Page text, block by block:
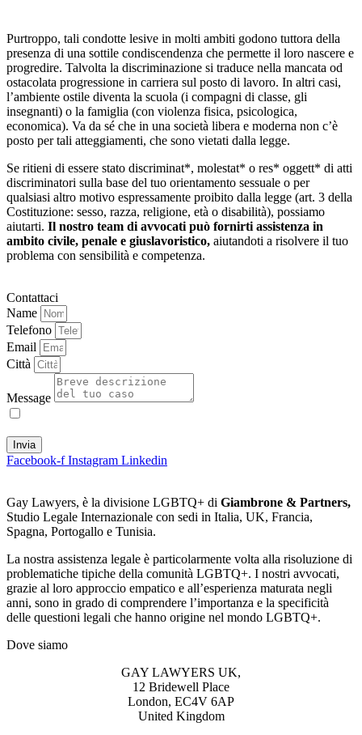
Purtroppo, tali condotte lesive in molti ambiti godono tuttora della
presenza di una sottile condiscendenza che permette il loro nascere e
progredire. Talvolta la discriminazione si traduce nella mancata od
ostacolata progressione in carriera sul posto di lavoro. In altri casi,
l’ambiente ostile diventa la scuola (i compagni di classe, gli
insegnanti) o la famiglia (con violenza fisica, psicologica,
economica). Va da sé che in una società libera e moderna non c’è
posto per tali atteggiamenti, che sono vietati dalla legge.
Se ritieni di essere stato discriminat*, molestat* o res* oggett* di atti
discriminatori sulla base del tuo orientamento sessuale o per
qualsiasi altro motivo espressamente proibito dalla legge (art. 3 della
Costituzione: sesso, razza, religione, età o disabilità), possiamo
aiutarti. Il nostro team di avvocati può fornirti assistenza in
ambito civile, penale e giuslavoristico, aiutandoti a risolvere il tuo
problema con sensibilità e competenza.
Contattaci
Name
Telefono
Email
Città
Message
Invia
Facebook-f Instagram Linkedin
Gay Lawyers, è la divisione LGBTQ+ di Giambrone & Partners,
Studio Legale Internazionale con sedi in Italia, UK, Francia,
Spagna, Portogallo e Tunisia.
La nostra assistenza legale è particolarmente volta alla risoluzione di
problematiche tipiche della comunità LGBTQ+. I nostri avvocati,
grazie al loro approccio empatico e all’esperienza maturata negli
anni, sono in grado di comprendere l’importanza e la specificità
delle questioni legali che hanno origine nel mondo LGBTQ+.
Dove siamo
GAY LAWYERS UK,
12 Bridewell Place
London, EC4V 6AP
United Kingdom